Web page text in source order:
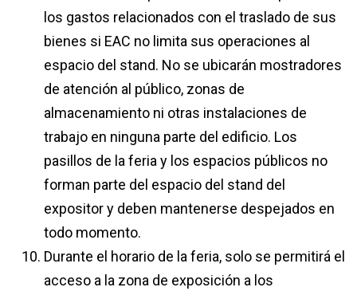
los gastos relacionados con el traslado de sus
bienes si EAC no limita sus operaciones al
espacio del stand. No se ubicarán mostradores
de atención al público, zonas de
almacenamiento ni otras instalaciones de
trabajo en ninguna parte del edificio. Los
pasillos de la feria y los espacios públicos no
forman parte del espacio del stand del
expositor y deben mantenerse despejados en
todo momento.
Durante el horario de la feria, solo se permitirá el
acceso a la zona de exposición a los